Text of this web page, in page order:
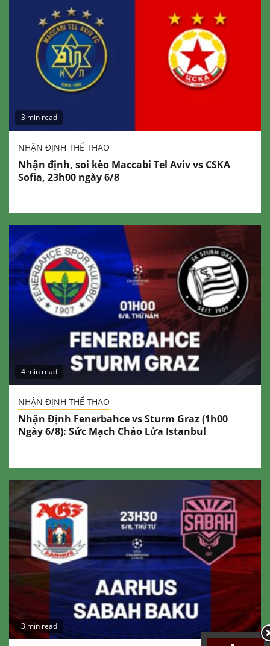
3 min read
NHẬN ĐỊNH THỂ THAO
Nhận định, soi kèo Maccabi Tel Aviv vs CSKA
Sofia, 23h00 ngày 6/8
4 min read
NHẬN ĐỊNH THỂ THAO
Nhận Định Fenerbahce vs Sturm Graz (1h00
Ngày 6/8): Sức Mạch Chảo Lửa Istanbul
3 min read